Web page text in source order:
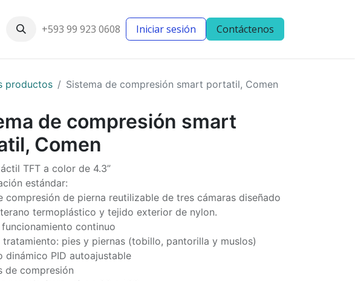
Nuestros clientes Blog
+593 99 923 0608 Iniciar sesión Contáctenos
productos Sistema de compresión smart portatil, Comen
de compresión smart
Comen
TFT a color de 4.3”
estándar:
compresión de pierna reutilizable de tres cámaras diseñado
termoplástico y tejido exterior de nylon.
continuo
tratamiento: pies y piernas (tobillo, pantorilla y muslos)
dinámico PID autoajustable
de compresión